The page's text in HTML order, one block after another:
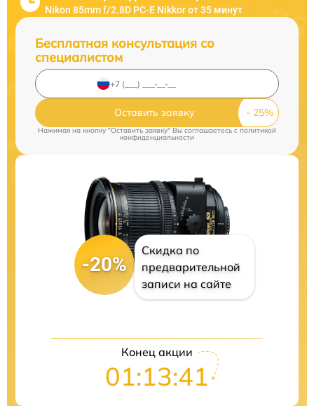
Nikon 85mm f/2.8D PC-E Nikkor от 35 минут
Бесплатная консультация со
специалистом
Оставить заявку
Нажимая на кнопку "Оставить заявку" Вы соглашаетесь cполитикой
конфиденциальности
-20%
Скидка по
предварительной
записи на сайте
Конец акции
01:13:40